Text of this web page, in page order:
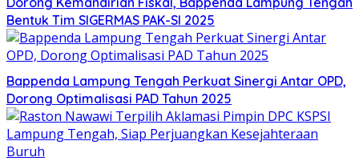
Bentuk Tim SIGERMAS PAK-SI 2025
Bappenda Lampung Tengah Perkuat Sinergi Antar OPD,
Dorong Optimalisasi PAD Tahun 2025